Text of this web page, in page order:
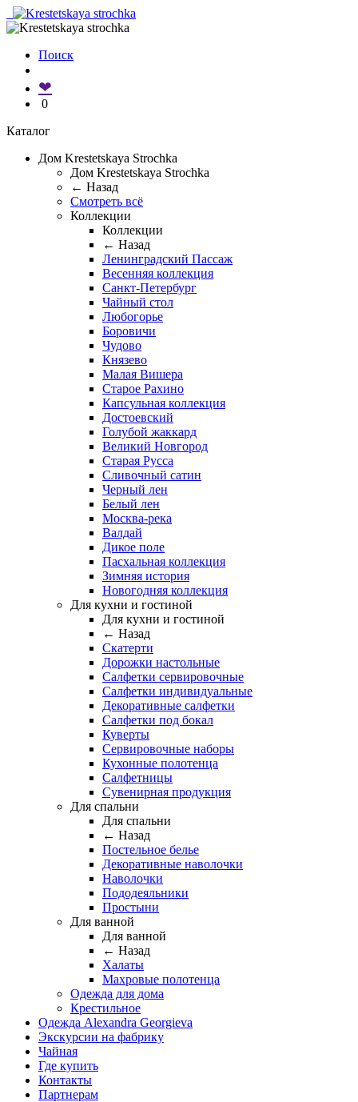
Поиск
❤
0
Каталог
Дом Krestetskaya Strochka
Дом Krestetskaya Strochka
← Назад
Смотреть всё
Коллекции
Коллекции
← Назад
Ленинградский Пассаж
Весенняя коллекция
Санкт-Петербург
Чайный стол
Любогорье
Боровичи
Чудово
Князево
Малая Вишера
Старое Рахино
Капсульная коллекция
Достоевский
Голубой жаккард
Великий Новгород
Старая Русса
Сливочный сатин
Черный лен
Белый лен
Москва-река
Валдай
Дикое поле
Пасхальная коллекция
Зимняя история
Новогодняя коллекция
Для кухни и гостиной
Для кухни и гостиной
← Назад
Скатерти
Дорожки настольные
Салфетки сервировочные
Салфетки индивидуальные
Декоративные салфетки
Салфетки под бокал
Куверты
Сервировочные наборы
Кухонные полотенца
Салфетницы
Сувенирная продукция
Для спальни
Для спальни
← Назад
Постельное белье
Декоративные наволочки
Наволочки
Пододеяльники
Простыни
Для ванной
Для ванной
← Назад
Халаты
Махровые полотенца
Одежда для дома
Крестильное
Одежда Alexandra Georgieva
Экскурсии на фабрику
Чайная
Где купить
Контакты
Партнерам